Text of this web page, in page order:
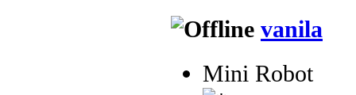
vanila
Mini Robot